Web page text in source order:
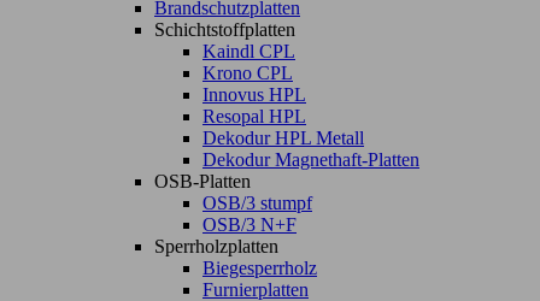
Brandschutzplatten
Schichtstoffplatten
Kaindl CPL
Krono CPL
Innovus HPL
Resopal HPL
Dekodur HPL Metall
Dekodur Magnethaft-Platten
OSB-Platten
OSB/3 stumpf
OSB/3 N+F
Sperrholzplatten
Biegesperrholz
Furnierplatten